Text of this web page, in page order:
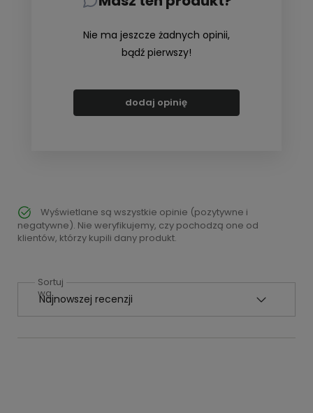
Nie ma jeszcze żadnych opinii,
bądź pierwszy!
dodaj opinię
Wyświetlane są wszystkie opinie (pozytywne i
negatywne). Nie weryfikujemy, czy pochodzą one od
klientów, którzy kupili dany produkt.
Sortuj
wg